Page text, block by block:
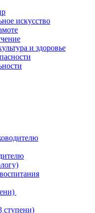
искусство
и здоровье
ступени)